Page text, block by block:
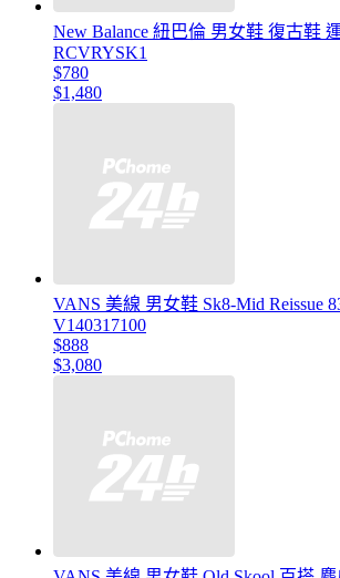
New Balance 紐巴倫 男女鞋 復古鞋
RCVRYSK1
$780
$1,480
VANS 美線 男女鞋 Sk8-Mid Reissue
V140317100
$888
$3,080